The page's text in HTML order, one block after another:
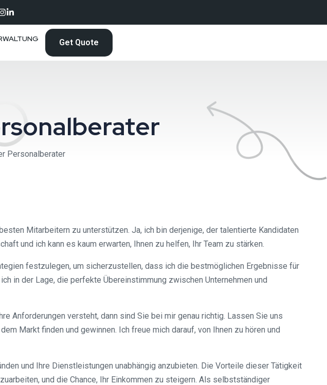
Get Quote
Personalberater
Mitarbeitern zu unterstützen. Ja, ich bin derjenige, der talentierte Kandidaten
und ich kann es kaum erwarten, Ihnen zu helfen, Ihr Team zu stärken.
festzulegen, um sicherzustellen, dass ich die bestmöglichen Ergebnisse für
in der Lage, die perfekte Übereinstimmung zwischen Unternehmen und
Anforderungen versteht, dann sind Sie bei mir genau richtig. Lassen Sie uns
Markt finden und gewinnen. Ich freue mich darauf, von Ihnen zu hören und
und Ihre Dienstleistungen unabhängig anzubieten. Die Vorteile dieser Tätigkeit
und die Chance, Ihr Einkommen zu steigern. Als selbstständiger